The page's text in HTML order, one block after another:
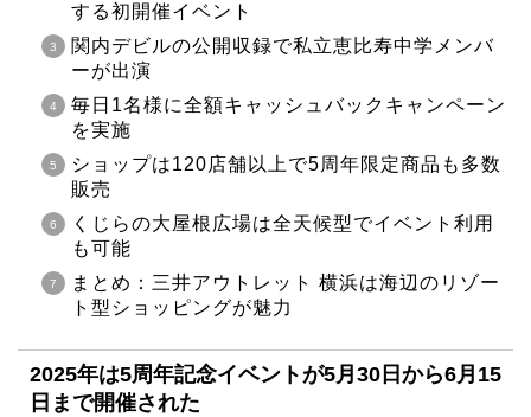
する初開催イベント
関内デビルの公開収録で私立恵比寿中学メンバ
ーが出演
毎日1名様に全額キャッシュバックキャンペーン
を実施
ショップは120店舗以上で5周年限定商品も多数
販売
くじらの大屋根広場は全天候型でイベント利用
も可能
まとめ：三井アウトレット 横浜は海辺のリゾー
ト型ショッピングが魅力
2025年は5周年記念イベントが5月30日から6月15
日まで開催された